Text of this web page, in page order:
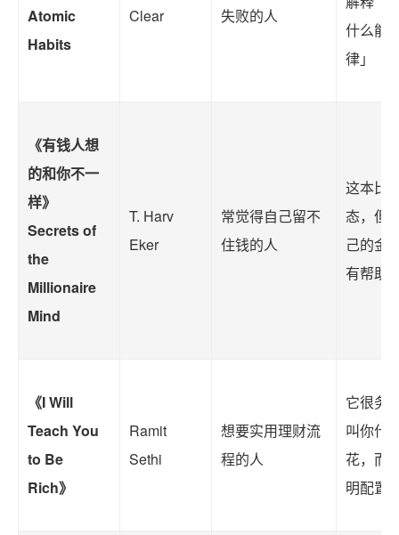
Atomic
Habits
Clear
失败的人
什么能
律」
《有钱人想
的和你不一
样》
Secrets of
the
Millionaire
Mind
T. Harv
Eker
常觉得自己留不
住钱的人
这本比
态，但
己的金
有帮助
《I Will
Teach You
to Be
Rich》
Ramit
Sethi
想要实用理财流
程的人
它很务
叫你什
花，而
明配置